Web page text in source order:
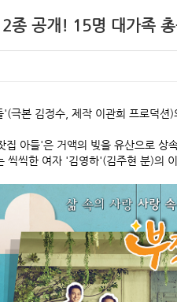
종 공개! 15명 대가족
극본 김정수, 제작 이관희 프로덕션
아들'은 거액의 빚을 유산으로
씩씩한 여자 '김영하'(김주현 분)의